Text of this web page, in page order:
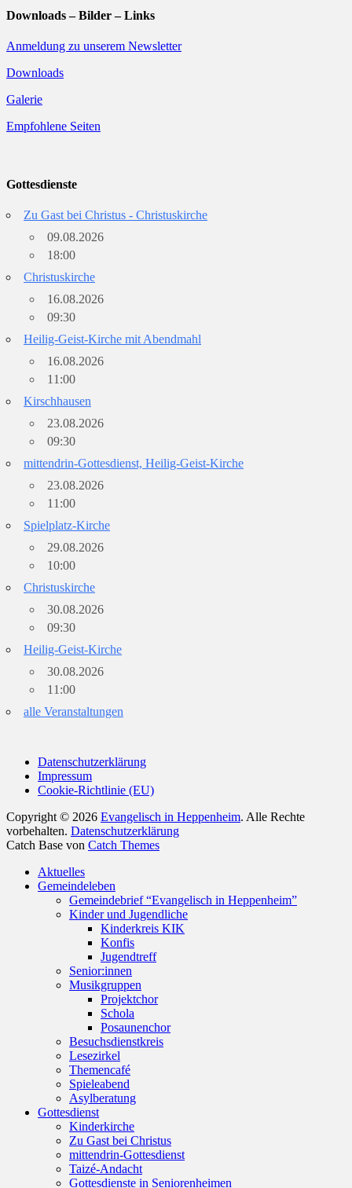
Downloads – Bilder – Links
Anmeldung zu unserem Newsletter
Downloads
Galerie
Empfohlene Seiten
Gottesdienste
Zu Gast bei Christus - Christuskirche
09.08.2026
18:00
Christuskirche
16.08.2026
09:30
Heilig-Geist-Kirche mit Abendmahl
16.08.2026
11:00
Kirschhausen
23.08.2026
09:30
mittendrin-Gottesdienst, Heilig-Geist-Kirche
23.08.2026
11:00
Spielplatz-Kirche
29.08.2026
10:00
Christuskirche
30.08.2026
09:30
Heilig-Geist-Kirche
30.08.2026
11:00
alle Veranstaltungen
Datenschutzerklärung
Impressum
Cookie-Richtlinie (EU)
Copyright © 2026 Evangelisch in Heppenheim. Alle Rechte
vorbehalten. Datenschutzerklärung
Catch Base von Catch Themes
oben
scrollen
Aktuelles
Gemeindeleben
Gemeindebrief “Evangelisch in Heppenheim”
Kinder und Jugendliche
Kinderkreis KIK
Konfis
Jugendtreff
Senior:innen
Musikgruppen
Projektchor
Schola
Posaunenchor
Besuchsdienstkreis
Lesezirkel
Themencafé
Spieleabend
Asylberatung
Gottesdienst
Kinderkirche
Zu Gast bei Christus
mittendrin-Gottesdienst
Taizé-Andacht
Gottesdienste in Seniorenheimen